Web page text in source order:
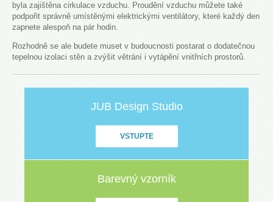
byla zajištěna cirkulace vzduchu. Proudění vzduchu můžete také
podpořit správně umístěnými elektrickými ventilátory, které každý den
zapnete alespoň na pár hodin.
Rozhodně se ale budete muset v budoucnosti postarat o dodatečnou
tepelnou izolaci stěn a zvýšit větrání i vytápění vnitřních prostorů.
JUB Design Studio
VSTUPTE
Barevný vzorník